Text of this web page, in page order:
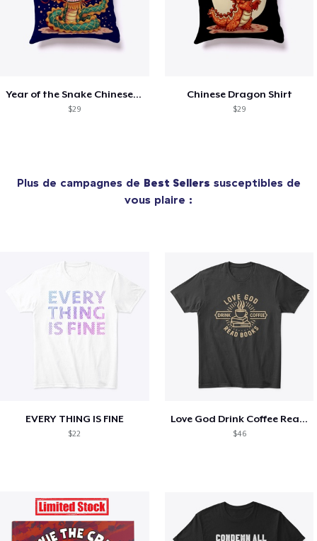
Year of the Snake Chinese New Year
$29
Chinese Dragon Shirt
$29
Plus de campagnes de Best Sellers susceptibles de
vous plaire :
EVERY THING IS FINE
$22
Love God Drink Coffee Read Books
$46